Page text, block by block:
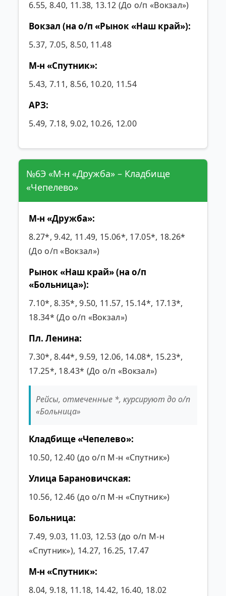
6.55, 8.40, 11.38, 13.12 (До о/п «Вокзал»)
Вокзал (на о/п «Рынок «Наш край»):
5.37, 7.05, 8.50, 11.48
М-н «Спутник»:
5.43, 7.11, 8.56, 10.20, 11.54
АРЗ:
5.49, 7.18, 9.02, 10.26, 12.00
№6Э «М-н «Дружба» – Кладбище
«Чепелево»
М-н «Дружба»:
8.27*, 9.42, 11.49, 15.06*, 17.05*, 18.26*
(До о/п «Вокзал»)
Рынок «Наш край» (на о/п
«Больница»):
7.10*, 8.35*, 9.50, 11.57, 15.14*, 17.13*,
18.34* (До о/п «Вокзал»)
Пл. Ленина:
7.30*, 8.44*, 9.59, 12.06, 14.08*, 15.23*,
17.25*, 18.43* (До о/п «Вокзал»)
Рейсы, отмеченные *, курсируют до о/п
«Больница»
Кладбище «Чепелево»:
10.50, 12.40 (до о/п М-н «Спутник»)
Улица Барановичская:
10.56, 12.46 (до о/п М-н «Спутник»)
Больница:
7.49, 9.03, 11.03, 12.53 (до о/п М-н
«Спутник»), 14.27, 16.25, 17.47
М-н «Спутник»:
8.04, 9.18, 11.18, 14.42, 16.40, 18.02